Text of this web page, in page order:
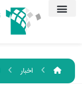
اخبار